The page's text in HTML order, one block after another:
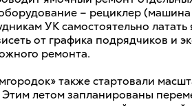
– рециклер
УК самостоятельно
от графика подрядчиков и
ремонта.
также стартовали
летом запланированы